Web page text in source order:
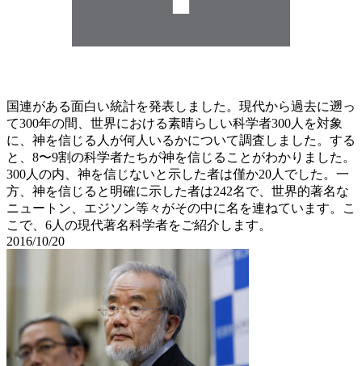
国連がある面白い統計を発表しました。現代から過去に遡っ
て300年の間、世界における素晴らしい科学者300人を対象
に、神を信じる人が何人いるかについて調査しました。する
と、8〜9割の科学者たちが神を信じることがわかりました。
300人の内、神を信じないと示した者は僅か20人でした。一
方、神を信じると明確に示した者は242名で、世界的著名な
ニュートン、エジソン等々がその中に名を連ねています。こ
こで、6人の現代著名科学者をご紹介します。
2016/10/20